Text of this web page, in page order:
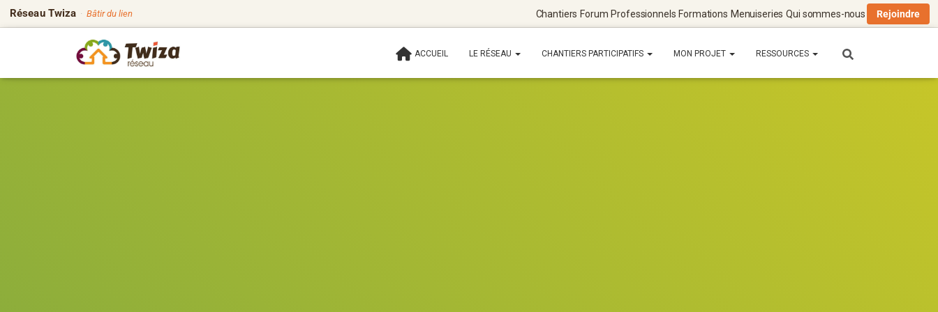
Réseau Twiza · Bâtir du lien Chantiers Forum Professionnels Formations Menuiseries Qui sommes-nous Rejoindre
ACCUEIL LE RÉSEAU CHANTIERS PARTICIPATIFS MON PROJET RESSOURCES